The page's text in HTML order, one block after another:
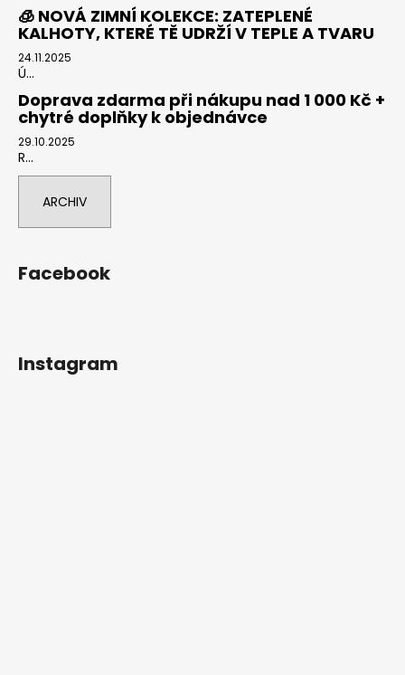
🧊 NOVÁ ZIMNÍ KOLEKCE: ZATEPLENÉ
KALHOTY, KTERÉ TĚ UDRŽÍ V TEPLE A TVARU
24.11.2025
Ú...
Doprava zdarma při nákupu nad 1 000 Kč +
chytré doplňky k objednávce
29.10.2025
R...
ARCHIV
Facebook
Instagram